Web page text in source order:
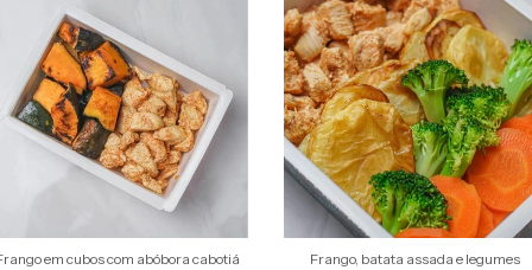
em cubos com abóbora cabotiá
Frango, batata assada e legumes